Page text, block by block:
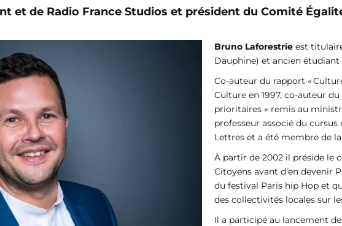
et de Radio France Studios et président du Comité
Bruno Laforestrie est
Dauphine) et ancien étudiant
Co-auteur du rapport «
Culture en 1997, co-auteur
prioritaires » remis au
professeur associé du cursus
Lettres et a été membre de
À partir de 2002 il préside le
Citoyens avant d’en devenir
du festival Paris hip Hop et
des collectivités locales sur
Il a participé au lancement